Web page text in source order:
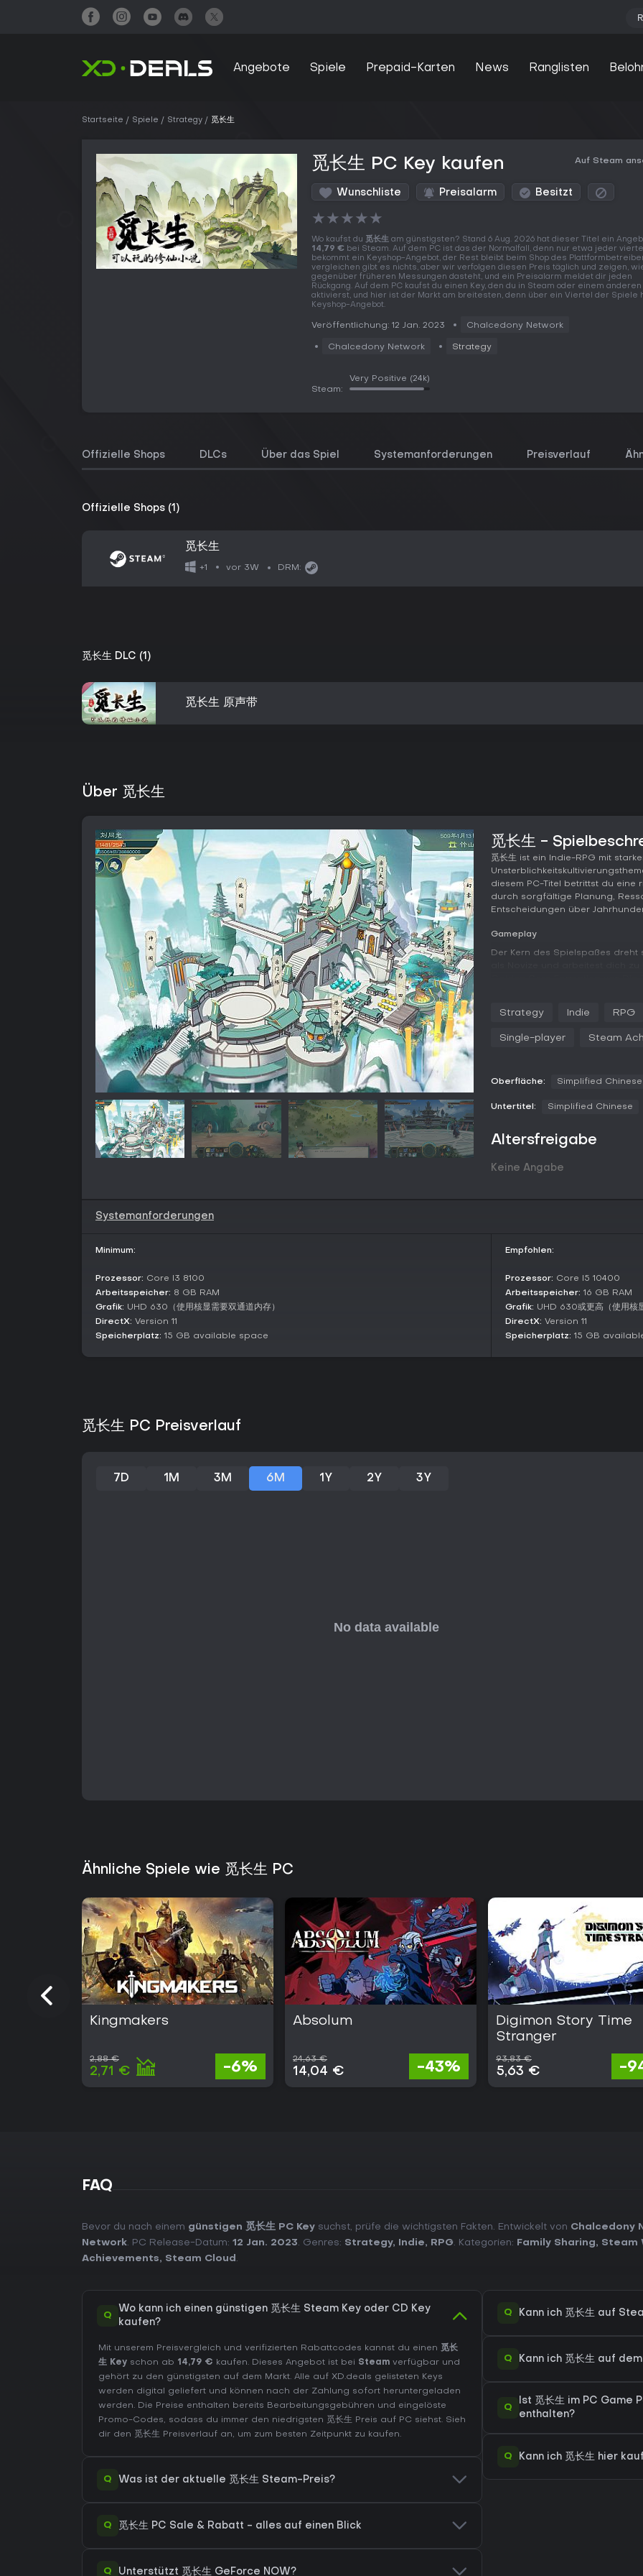
Angebote Spiele Prepaid-Karten News Ranglisten
Startseite Spiele Strategy 觅长生
觅长生 PC Key kaufen Auf Steam
Wunschliste Preisalarm Besitzt
★★★★★
Wo kaufst du 觅长生 am günstigsten? Stand 6 Aug. 2026 hat dieser Titel ein
14,79 € bei Steam. Auf dem PC ist das der Normalfall, denn nur etwa jeder vierte
bekommt ein Keyshop-Angebot, der Rest bleibt beim Shop des
vergleichen gibt es nichts, aber wir verfolgen diesen Preis täglich und zeigen,
gegenüber früheren Messungen dasteht, und ein Preisalarm meldet dir jeden
Rückgang. Auf dem PC kaufst du einen Key, den du in Steam oder einem
aktivierst, und hier ist der Markt am breitesten, denn über ein Viertel der Spiele
Keyshop-Angebot.
Veröffentlichung: 12 Jan. 2023 Chalcedony Network
Chalcedony Network Strategy
Steam:
Very Positive (24k)
Offizielle Shops DLCs Über das Spiel Systemanforderungen Preisverlauf
Offizielle Shops (1)
觅长生
+1 vor 3W DRM:
觅长生 DLC (1)
觅长生 原声带
Über 觅长生
觅长生 -
觅长生 ist ein Indie-RPG mit
diesem PC-Titel betrittst du eine
durch sorgfältige Planung,
Entscheidungen über
Gameplay
Der Kern des Spielspaßes dreht
Lebensspanne endet, ist Game
Zurückhaltungsprinzipien
Neben Kämpfen bietet das Spiel
Materialkombinationen.
eine eigene Höhle mit
Allianzen durch Dao-
verbindet. Spieler bestimmen
aggressive Pfade erlaubt.
World and Systems
In einer dynamischen 九州-Welt
und Städte mit einzigartigen
Eine lebendige Community teilt
Herausforderung, besonders
Langzeitplanung. Es erzielt
kürzlich, was fesselnde
in Xianxia-Setting reizt dich?
Strategy Indie RPG
Single-player Steam
Oberfläche: Simplified Chinese
Untertitel: Simplified Chinese
Altersfreigabe
Keine Angabe
Systemanforderungen
Minimum:
Prozessor: Core I3 8100
Arbeitsspeicher: 8 GB RAM
Grafik: UHD 630（使用核显需要双通道内存）
DirectX: Version 11
Speicherplatz: 15 GB available space
Empfohlen:
Prozessor: Core I5 10400
Arbeitsspeicher: 16 GB RAM
Grafik: UHD 630或更高（使用核
DirectX: Version 11
Speicherplatz: 15 GB
觅长生 PC Preisverlauf
7D 1M 3M 6M 1Y 2Y 3Y
Ähnliche Spiele wie 觅长生 PC
Kingmakers
2,88 €
2,71 € -6%
Absolum
24,63 €
14,04 € -43%
Digimon Story Time
Stranger
93,83 €
5,63 € -
FAQ
Bevor du nach einem günstigen 觅长生 PC Key suchst, prüfe die wichtigsten Fakten. Entwickelt von Chalcedony
Network. PC Release-Datum: 12 Jan. 2023. Genres: Strategy, Indie, RPG. Kategorien: Family Sharing, Steam
Achievements, Steam Cloud .
Q
Wo kann ich einen günstigen 觅长生 Steam Key oder CD Key
kaufen?
Mit unserem Preisvergleich und verifizierten Rabattcodes kannst du einen 觅长
生 Key schon ab 14,79 € kaufen. Dieses Angebot ist bei Steam verfügbar und
gehört zu den günstigsten auf dem Markt. Alle auf XD.deals gelisteten Keys
werden digital geliefert und können nach der Zahlung sofort heruntergeladen
werden. Die Preise enthalten bereits Bearbeitungsgebühren und eingelöste
Promo-Codes, sodass du immer den niedrigsten 觅长生 Preis auf PC siehst. Sieh
dir den 觅长生 Preisverlauf an, um zum besten Zeitpunkt zu kaufen.
Q Was ist der aktuelle 觅长生 Steam-Preis?
Q 觅长生 PC Sale & Rabatt - alles auf einen Blick
Q Unterstützt 觅长生 GeForce NOW?
Q Kann ich 觅长生 auf
Q Kann ich 觅长生 auf
Q
Ist 觅长生 im PC
enthalten?
Q Kann ich 觅长生 hier